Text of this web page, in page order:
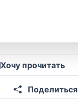
Хочу прочитать
Поделиться